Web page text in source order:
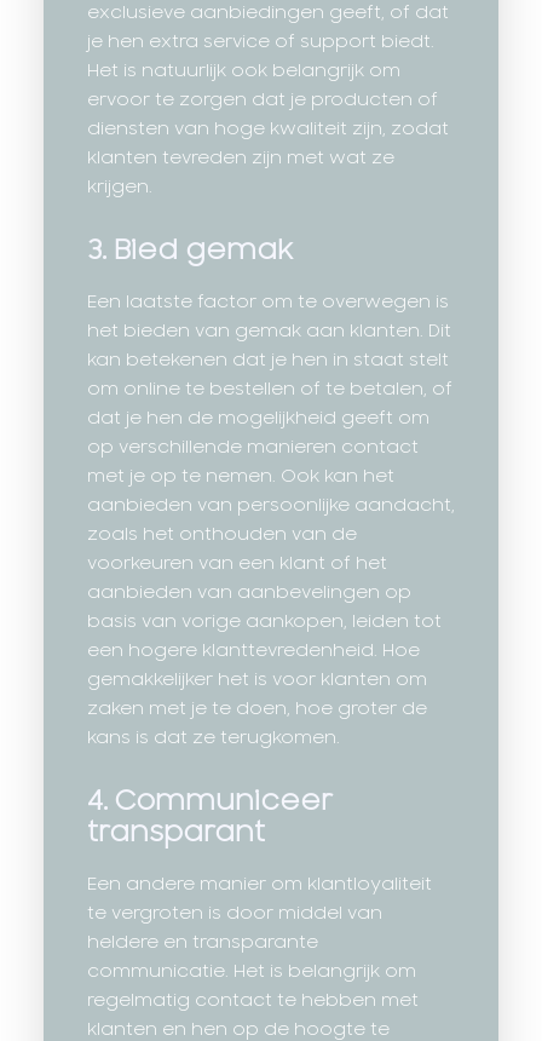
exclusieve aanbiedingen geeft, of dat
je hen extra service of support biedt.
Het is natuurlijk ook belangrijk om
ervoor te zorgen dat je producten of
diensten van hoge kwaliteit zijn, zodat
klanten tevreden zijn met wat ze
krijgen.
3. Bied gemak
Een laatste factor om te overwegen is
het bieden van gemak aan klanten. Dit
kan betekenen dat je hen in staat stelt
om online te bestellen of te betalen, of
dat je hen de mogelijkheid geeft om
op verschillende manieren contact
met je op te nemen. Ook kan het
aanbieden van persoonlijke aandacht,
zoals het onthouden van de
voorkeuren van een klant of het
aanbieden van aanbevelingen op
basis van vorige aankopen, leiden tot
een hogere klanttevredenheid. Hoe
gemakkelijker het is voor klanten om
zaken met je te doen, hoe groter de
kans is dat ze terugkomen.
4. Communiceer
transparant
Een andere manier om klantloyaliteit
te vergroten is door middel van
heldere en transparante
communicatie. Het is belangrijk om
regelmatig contact te hebben met
klanten en hen op de hoogte te